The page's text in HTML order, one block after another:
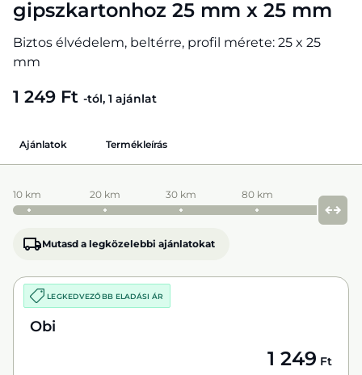
gipszkartonhoz 25 mm x 25 mm
Biztos élvédelem, beltérre, profil mérete: 25 x 25
mm
1 249 Ft -tól, 1 ajánlat
Ajánlatok Termékleírás
10 km 20 km 30 km 80 km
Mutasd a legközelebbi ajánlatokat
LEGKEDVEZŐBB ELADÁSI ÁR
Obi
1 249 Ft